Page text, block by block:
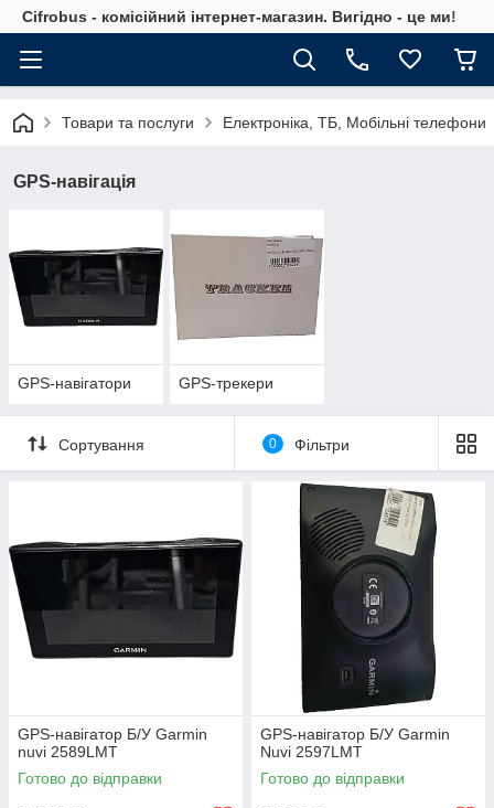
Cifrobus - комiсiйний iнтернет-магазин. Вигiдно - це ми!
Товари та послуги Електроніка, ТБ, Мобільні телефони
GPS-навігація
GPS-навігатори GPS-трекери
Сортування 0 Фільтри
GPS-навігатор Б/У Garmin
nuvi 2589LMT
Готово до відправки
GPS-навігатор Б/У Garmin
Nuvi 2597LMT
Готово до відправки